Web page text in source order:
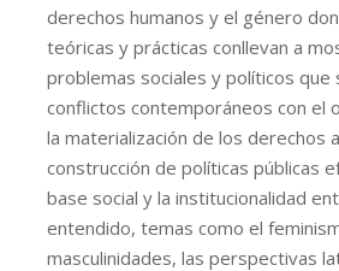
derechos humanos y el género
teóricas y prácticas conllevan a
problemas sociales y políticos que
conflictos contemporáneos con el
la materialización de los derechos
construcción de políticas públicas
base social y la institucionalidad
entendido, temas como el
masculinidades, las perspectivas